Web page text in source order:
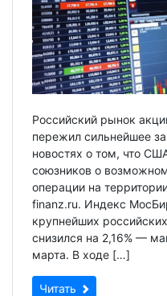
Российский рынок
пережил сильнейшее
новостях о том, что
союзников о
операции на
finanz.ru. Индекс
крупнейших
снизился на 2,16% —
марта. В ходе […]
Читать